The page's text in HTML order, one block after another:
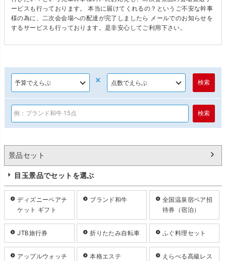
ービスも行っております。 本当に届けてくれるの？というご不安な幹事
様の為に、二次会会場への配達が完了しましたら メールでのお知らせを
するサービスも行っております。是非安心してご利用下さい。
×
景品セット
目玉景品でセットを選ぶ
ディズニーペアチ
ケット ギフト
ブランド和牛
全国温泉宿ペア招
待券（宿泊）
JTB旅行券 折りたたみ自転車 ふぐ料理セット
アップルウォッチ
本格エステ
えらべる高級レス